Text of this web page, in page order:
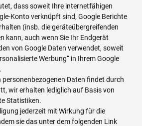
dass soweit Ihre internetfähigen
Konto verknüpft sind, Google Berichte
(insb. die geräteübergreifenden
kann, auch wenn Sie Ihr Endgerät
von Google Daten verwendet, soweit
Werbung“ in Ihrem Google
personenbezogenen Daten findet durch
wir erhalten lediglich auf Basis von
Statistiken.
jederzeit mit Wirkung für die
sie das unter dem folgenden Link